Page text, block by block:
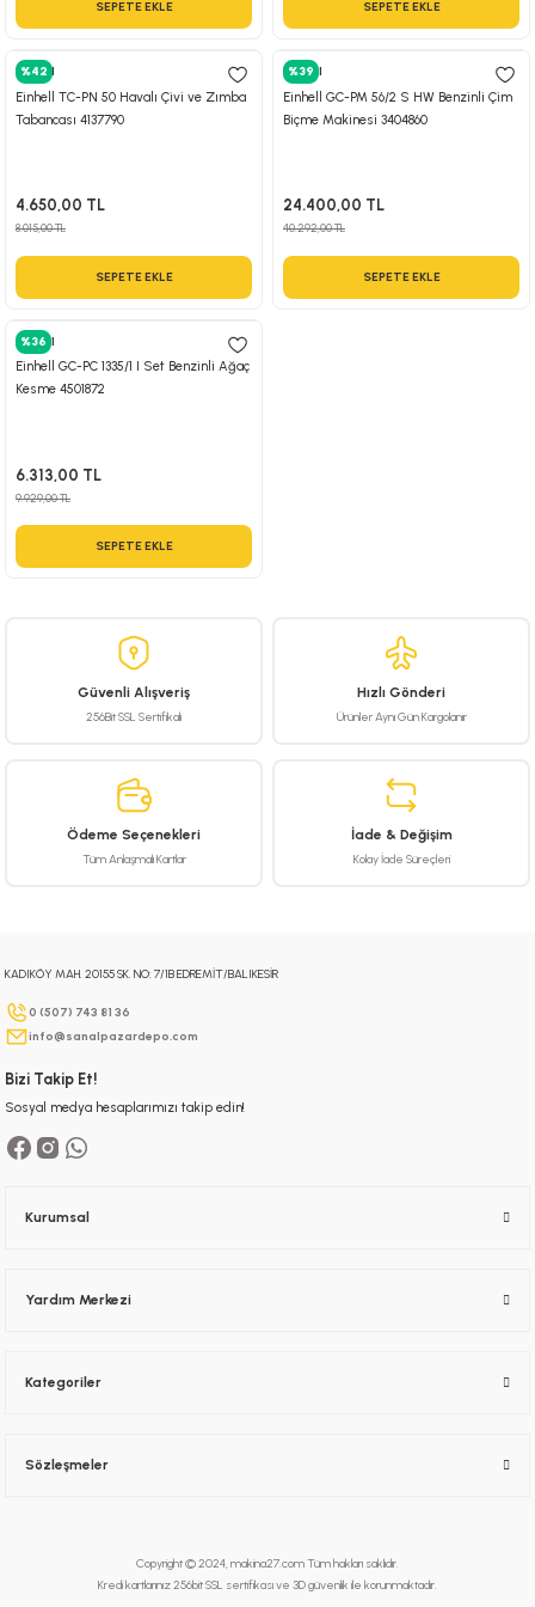
Sistemleri
Tabancası
Polisaj
SEPETE EKLE SEPETE EKLE
%42
Einhell
Einhell TC-PN 50 Havalı Çivi ve Zımba
Tabancası 4137790
4.650,00 TL
8.015,00 TL
SEPETE EKLE
%39
Einhell
Einhell GC-PM 56/2 S HW Benzinli Çim
Biçme Makinesi 3404860
24.400,00 TL
40.292,00 TL
SEPETE EKLE
%36
Einhell
Einhell GC-PC 1335/1 I Set Benzinli Ağaç
Kesme 4501872
6.313,00 TL
9.929,00 TL
SEPETE EKLE
Güvenli Alışveriş
256Bit SSL Sertifikalı
Hızlı Gönderi
Ürünler Aynı Gün Kargolanır
Ödeme Seçenekleri
Tüm Anlaşmalı Kartlar
İade & Değişim
Kolay İade Süreçleri
KADIKÖY MAH. 20155 SK. NO: 7/1B EDREMİT/BALIKESİR
0 (507) 743 81 36
info@sanalpazardepo.com
Bizi Takip Et!
Sosyal medya hesaplarımızı takip edin!
Kurumsal
Yardım Merkezi
Kategoriler
Sözleşmeler
Copyright © 2024, makina27.com Tüm hakları saklıdır.
Kredi kartlarınız 256bit SSL sertifikası ve 3D güvenlik ile korunmaktadır.